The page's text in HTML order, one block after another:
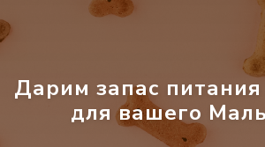
Дарим запас
для вашего